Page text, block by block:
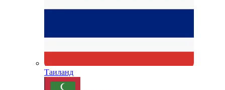
Таиланд